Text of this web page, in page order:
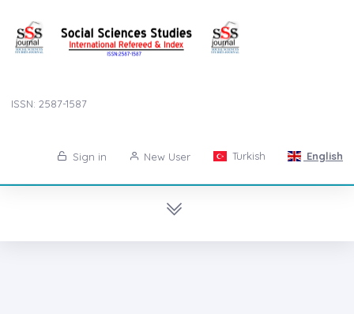
ISSN: 2587-1587
Sign in New User Turkish English